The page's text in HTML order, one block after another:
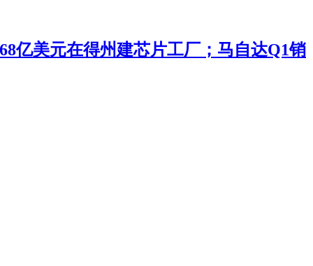
亿美元在得州建芯片工厂；马自达Q1销